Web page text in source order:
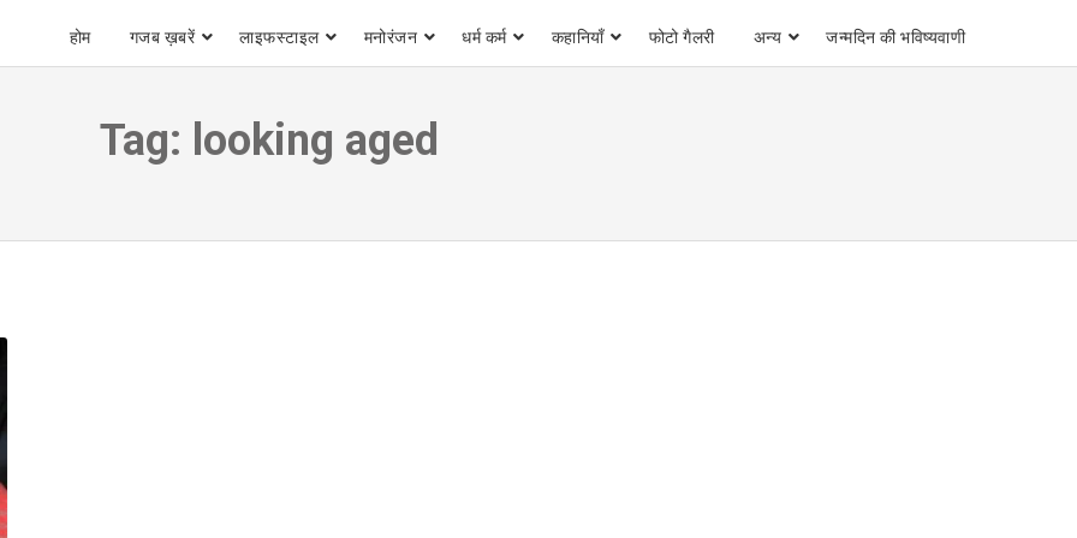
होम गजब ख़बरें लाइफस्टाइल मनोरंजन धर्म कर्म कहानियाँ फोटो गैलरी अन्य जन्मदिन की भविष्यवाणी
Tag: looking aged